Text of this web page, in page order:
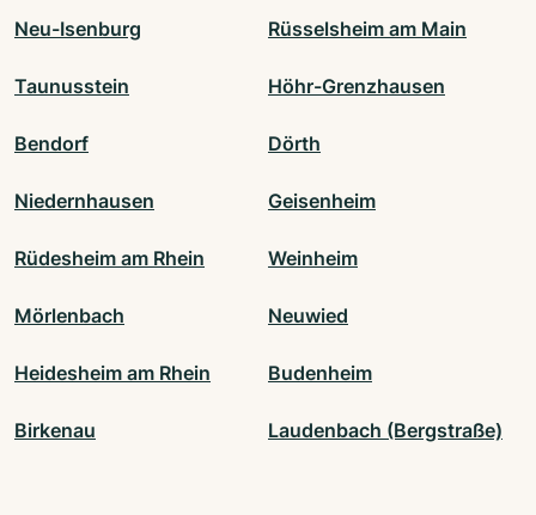
Neu-Isenburg Rüsselsheim am Main
Taunusstein Höhr-Grenzhausen
Bendorf Dörth
Niedernhausen Geisenheim
Rüdesheim am Rhein Weinheim
Mörlenbach Neuwied
Heidesheim am Rhein Budenheim
Birkenau Laudenbach (Bergstraße)